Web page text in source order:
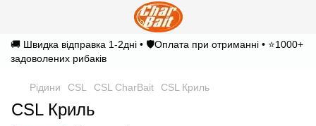
🚚 Швидка відправка 1-2дні • 🛡️Оплата при отриманні • ⭐1000+
задоволених рибаків
Рідини CSL CSL CharBait CSL Криль
CSL Криль